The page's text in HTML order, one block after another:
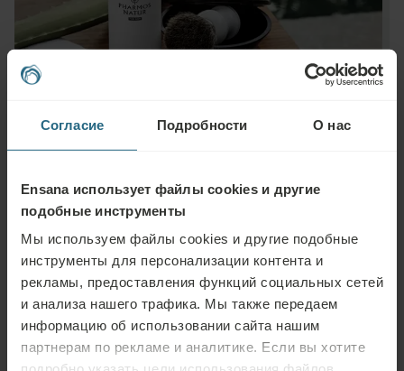
Согласие Подробности О нас
Ensana использует файлы cookies и другие
подобные инструменты
Мы используем файлы cookies и другие подобные
инструменты для персонализации контента и
рекламы, предоставления функций социальных сетей
и анализа нашего трафика. Мы также передаем
информацию об использовании сайта нашим
партнерам по рекламе и аналитике. Если вы хотите
Задать вопрос
ЗАДАТЬ ВОПРОС